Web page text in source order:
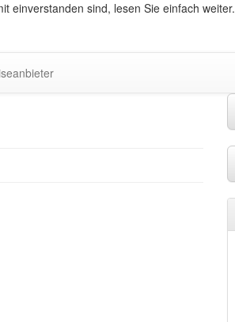
einverstanden sind, lesen Sie einfach weiter.